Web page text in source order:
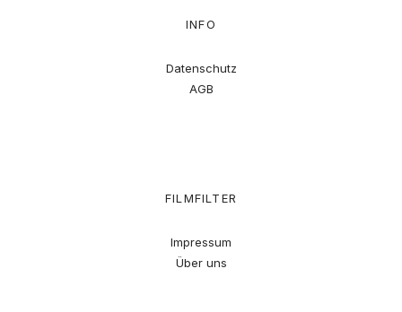
INFO
Datenschutz
AGB
FILMFILTER
Impressum
Über uns